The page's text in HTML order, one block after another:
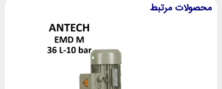
محصولات مرتبط